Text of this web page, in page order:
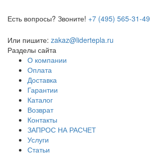
Есть вопросы? Звоните! +7 (495) 565-31-49
Или пишите: zakaz@lidertepla.ru
Разделы сайта
О компании
Оплата
Доставка
Гарантии
Каталог
Возврат
Контакты
ЗАПРОС НА РАСЧЕТ
Услуги
Статьи